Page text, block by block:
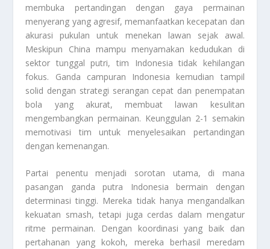
membuka pertandingan dengan gaya permainan
menyerang yang agresif, memanfaatkan kecepatan dan
akurasi pukulan untuk menekan lawan sejak awal.
Meskipun China mampu menyamakan kedudukan di
sektor tunggal putri, tim Indonesia tidak kehilangan
fokus. Ganda campuran Indonesia kemudian tampil
solid dengan strategi serangan cepat dan penempatan
bola yang akurat, membuat lawan kesulitan
mengembangkan permainan. Keunggulan 2-1 semakin
memotivasi tim untuk menyelesaikan pertandingan
dengan kemenangan.
Partai penentu menjadi sorotan utama, di mana
pasangan ganda putra Indonesia bermain dengan
determinasi tinggi. Mereka tidak hanya mengandalkan
kekuatan smash, tetapi juga cerdas dalam mengatur
ritme permainan. Dengan koordinasi yang baik dan
pertahanan yang kokoh, mereka berhasil meredam